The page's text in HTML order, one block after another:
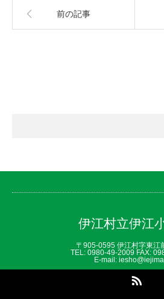
前の記事
伊江村立伊江
〒905-0595 伊江村字東江
TEL: 0980‐49‐2009 FAX:
E-mail: